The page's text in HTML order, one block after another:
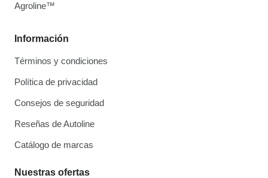
Información
Términos y condiciones
Política de privacidad
Consejos de seguridad
Reseñas de Autoline
Catálogo de marcas
Nuestras ofertas
Agroline™